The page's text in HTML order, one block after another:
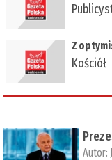
Z
Kościół
Autor: